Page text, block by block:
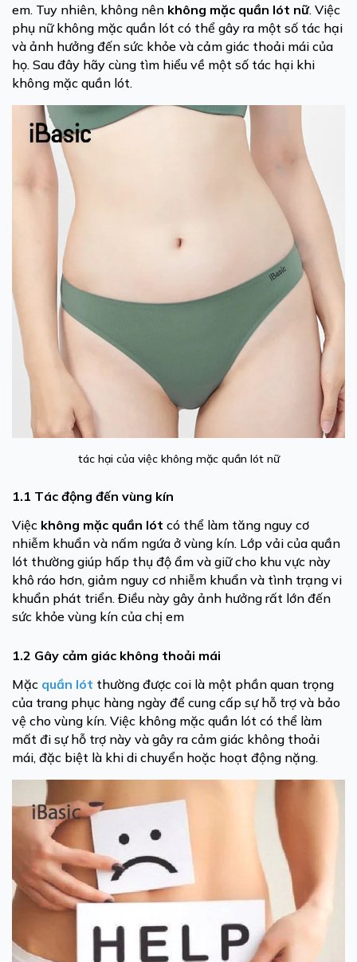
em. Tuy nhiên, không nên không mặc quần lót nữ. Việc
phụ nữ không mặc quần lót có thể gây ra một số tác hại
và ảnh hưởng đến sức khỏe và cảm giác thoải mái của
họ. Sau đây hãy cùng tìm hiểu về một số tác hại khi
không mặc quần lót.
tác hại của việc không mặc quần lót nữ
1.1 Tác động đến vùng kín
Việc không mặc quần lót có thể làm tăng nguy cơ
nhiễm khuẩn và nấm ngứa ở vùng kín. Lớp vải của quần
lót thường giúp hấp thụ độ ẩm và giữ cho khu vực này
khô ráo hơn, giảm nguy cơ nhiễm khuẩn và tình trạng vi
khuẩn phát triển. Điều này gây ảnh hưởng rất lớn đến
sức khỏe vùng kín của chị em
1.2 Gây cảm giác không thoải mái
Mặc quần lót thường được coi là một phần quan trọng
của trang phục hàng ngày để cung cấp sự hỗ trợ và bảo
vệ cho vùng kín. Việc không mặc quần lót có thể làm
mất đi sự hỗ trợ này và gây ra cảm giác không thoải
mái, đặc biệt là khi di chuyển hoặc hoạt động nặng.